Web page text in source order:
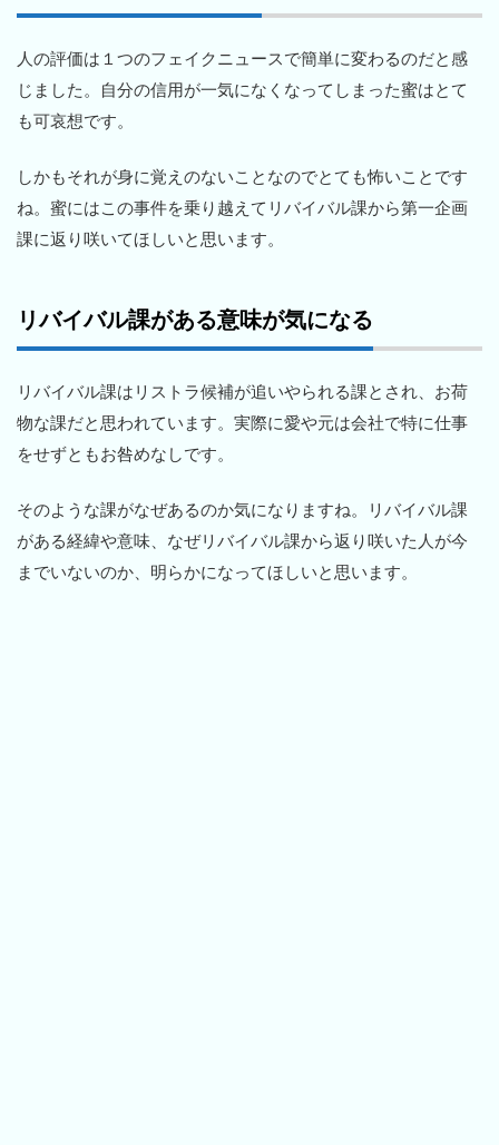
人の評価は１つのフェイクニュースで簡単に変わるのだと感
じました。自分の信用が一気になくなってしまった蜜はとて
も可哀想です。
しかもそれが身に覚えのないことなのでとても怖いことです
ね。蜜にはこの事件を乗り越えてリバイバル課から第一企画
課に返り咲いてほしいと思います。
リバイバル課がある意味が気になる
リバイバル課はリストラ候補が追いやられる課とされ、お荷
物な課だと思われています。実際に愛や元は会社で特に仕事
をせずともお咎めなしです。
そのような課がなぜあるのか気になりますね。リバイバル課
がある経緯や意味、なぜリバイバル課から返り咲いた人が今
までいないのか、明らかになってほしいと思います。